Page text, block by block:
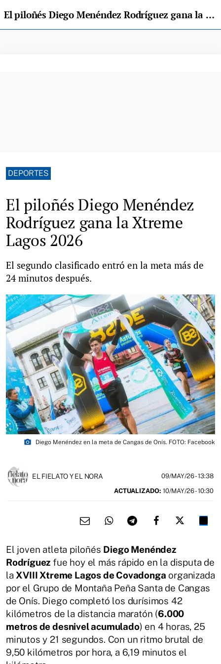
El piloñés Diego Menéndez Rodríguez gana la Xtreme Lagos 2026
DEPORTES
El piloñés Diego Menéndez
Rodríguez gana la Xtreme
Lagos 2026
El segundo clasificado entró en la meta más de
24 minutos después.
photo_camera Diego Menéndez en la meta de Cangas de Onís. FOTO: Facebook
EL FIELATO Y EL NORA 09/MAY/26- 13:38
ACTUALIZADO: 10/MAY/26 - 10:30
El joven atleta piloñés Diego Menéndez
Rodríguez fue hoy el más rápido en la disputa de
la XVIII Xtreme Lagos de Covadonga organizada
por el Grupo de Montaña Peña Santa de Cangas
de Onís. Diego completó los durísimos 42
kilómetros de la distancia maratón (6.000
metros de desnivel acumulado) en 4 horas, 25
minutos y 21 segundos. Con un ritmo brutal de
9,50 kilómetros por hora, a 6,19 minutos el